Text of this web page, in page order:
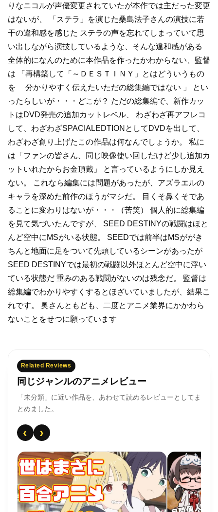
りなニコルが声優変更されていたが本作では主だった変更
はないが、
「ステラ」を演じた桑島法子さんの演技に若
干の違和感を感じた ステラの声を忘れてしまっていて思
い出しながら演技しているような、そんな違和感がある
全体的になんのために本作品を作ったかわからない、監督
は 「再構築して「～ＤＥＳＴＩＮＹ」とはどういうもの
を 分かりやすく伝えたいただの総集編ではない 」
とい
ったらしいが・・・どこが？ ただの総集編で、新作カッ
トはDVD発売の追加カットレベル、
わざわざ再アフレコ
して、わざわざSPACIALEDTIONとしてDVDを出して、
わざわざ創り上げたこの作品は何なんでしょうか。
私に
は「ファンの皆さん、同じ映像使い回しだけど少し追加カ
ットいれたからお金頂戴」
と言っているようにしか見え
ない。
これなら編集には問題があったが、アズラエルの
キャラを深めた前作のほうがマシだ。
目くそ鼻くそであ
ることに変わりはないが・・・（苦笑）
個人的に総集編
を見て気づいたんですが、
SEED DESTINYの戦闘はほと
んど空中にMSがいる状態。
SEEDでは前半はMSががき
ちんと地面に足をついて先頭しているシーンがあったが
SEED DESTINYでは最初の戦闘以外ほとんど空中に浮い
ている状態だ 重みのある戦闘がないのは残念だ。
監督は
総集編でわかりやすくするとほざいていましたが、結果こ
れです。
奥さんともども、二度とアニメ業界にかかわら
ないことをせつに願っています
Related Reviews
同じジャンルのアニメレビュー
「未分類」に近い作品を、あわせて読めるレビューとしてま
とめました。
‹ ›